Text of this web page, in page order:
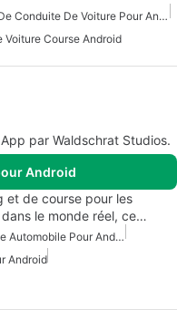
Jeux De Conduite De Voiture Pour Android
Voiture Course Android
par Waldschrat Studios.
Android
et de course pour les
le monde réel, ce…
Jeux De Course Automobile Pour Android
Android